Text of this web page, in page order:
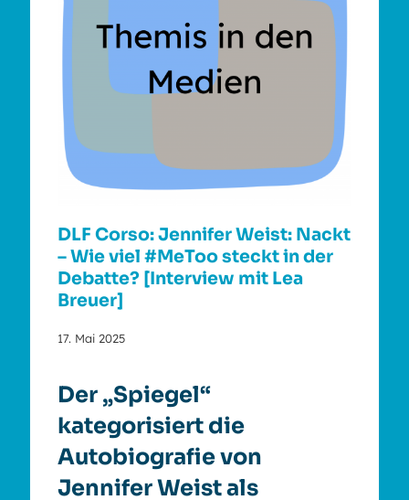
DLF Corso: Jennifer Weist: Nackt
– Wie viel #MeToo steckt in der
Debatte? [Interview mit Lea
Breuer]
17. Mai 2025
Der „Spiegel“
kategorisiert die
Autobiografie von
Jennifer Weist als